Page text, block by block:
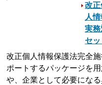
改
人
実
セッ
改正個人情報保護法完全
ポートするパッケージを
や、企業として必要にな